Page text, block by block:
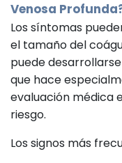
Venosa
Los síntomas
el tamaño del
puede
que hace
evaluación médica
riesgo.
Los signos más